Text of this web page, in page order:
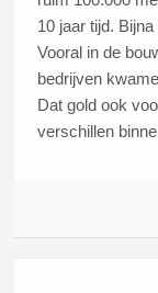
10 jaar tijd.
Vooral in de
bedrijven
Dat gold ook
verschillen